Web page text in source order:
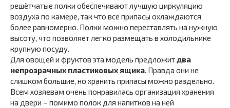
решётчатые полки обеспечивают лучшую циркуляцию
воздуха по камере, так что все припасы охлаждаются
более равномерно. Полки можно переставлять на нужную
высоту, что позволяет легко размещать в холодильнике
крупную посуду.
Для овощей и фруктов эта модель предложитдва
непрозрачных пластиковых ящика. Правда они не
слишком большие, но хранить припасы можно раздельно.
Всем хозяевам очень понравилась организация хранения
на двери – помимо полок для напитков на ней